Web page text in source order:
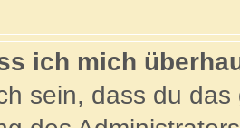
ich mich
sein, dass du